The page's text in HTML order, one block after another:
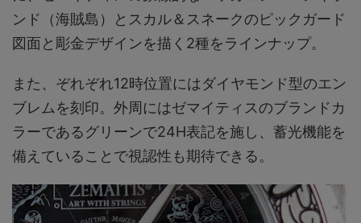
ンド（海賊島）とスカル＆スネークのピックガード
図面と彫金デザインを描く2種をラインナップ。
また、ぞれぞれ12時位置にはダイヤモンド型のエン
ブレムを刻印。外周にはゼマイティスのブランドカ
ラーであるグリーンで24H表記を施し、蓄光機能を
備えていることで視認性も期待できる。